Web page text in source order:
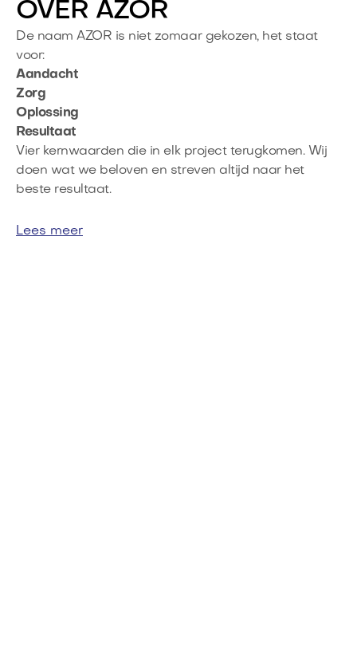
OVER AZOR
De naam AZOR is niet zomaar gekozen, het staat
voor:
Aandacht
Zorg
Oplossing
Resultaat
Vier kernwaarden die in elk project terugkomen. Wij
doen wat we beloven en streven altijd naar het
beste resultaat.
Lees meer